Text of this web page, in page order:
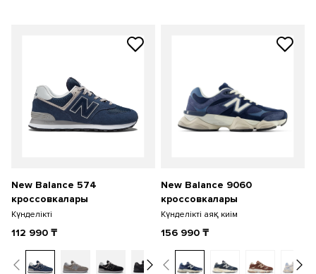
New Balance 574
кроссовкалары
Күнделікті
112 990 ₸
New Balance 9060
кроссовкалары
Күнделікті аяқ киім
156 990 ₸